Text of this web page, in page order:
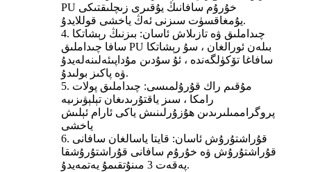
PU خۇرۇم سافانىڭ يۇقىرى زىچلىقتىكى
يۇمغاقسۈت سىزنى ئەڭ ياخشى قوللايدۇ.
4. چىداملىق ۋە تازىلاش ئاسان: بىزنىڭ رېشاتكا
سافا چىداملىق PU بىلەن ئورالغان ، سۇ رېشاتكا
سافاغا تۆكۈلگەندە ، ئۇ سۇدىن مۇداپىئەلىنەلەيدۇ
ۋە پاكىز بولىدۇ.
5. مۇقىم راك قۇرۇلمىسى: چىداملىق پولات
رامكا ، سىز ياقتۇرىدىغان تېلېۋىزىيە
پروگراممىلىرىدىن ھۇزۇرلىنىش ياكى ئارام ئېلىش
ياخشى
6. قۇراشتۇرۇش ئاسان: قايتا ياسالغان سافانى
قۇراشتۇرۇش ۋە خۇرۇم سافانى قۇراشتۇرۇشقا
پەقەت 3 مىنۇتقىمۇ يەتمەيدۇ.